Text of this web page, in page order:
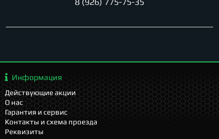
Информация
Действующие акции
О нас
Гарантия и сервис
Контакты и схема проезда
Реквизиты